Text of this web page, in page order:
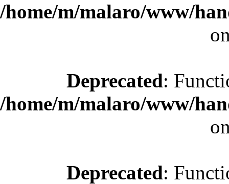
/home/m/malaro/www/
Deprecated:
/home/m/malaro/www/
Deprecated: